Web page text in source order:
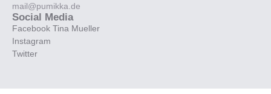
mail@pumikka.de
Social Media
Facebook Tina Mueller
Instagram
Twitter